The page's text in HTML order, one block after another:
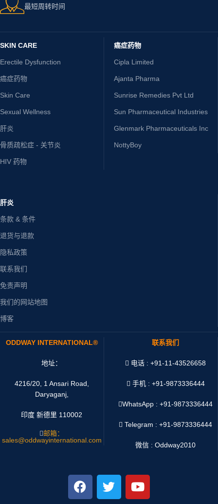
最短周转时间
SKIN CARE
Erectile Dysfunction
癌症药物
Skin Care
Sexual Wellness
肝炎
骨质疏松症 - 关节炎
HIV 药物
癌症药物
Cipla Limited
Ajanta Pharma
Sunrise Remedies Pvt Ltd
Sun Pharmaceutical Industries
Glenmark Pharmaceuticals Inc
NottyBoy
肝炎
条款 & 条件
退货与退款
隐私政策
联系我们
免责声明
我们的网站地图
博客
ODDWAY INTERNATIONAL®
地址：
4216/20, 1 Ansari Road,
Daryaganj,
印度 新德里 110002
邮箱：
sales@oddwayinternational.com
联系我们
电话 : +91-11-43526658
手机 : +91-9873336444
WhatsApp :+91-9873336444
Telegram : +91-9873336444
微信 : Oddway2010